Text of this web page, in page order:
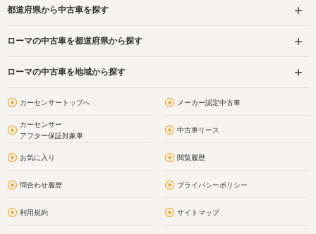
都道府県から中古車を探す
ローマの中古車を都道府県から探す
ローマの中古車を地域から探す
カーセンサートップへ メーカー認定中古車
カーセンサー
アフター保証対象車
中古車リース
お気に入り 閲覧履歴
問合わせ履歴 プライバシーポリシー
利用規約 サイトマップ